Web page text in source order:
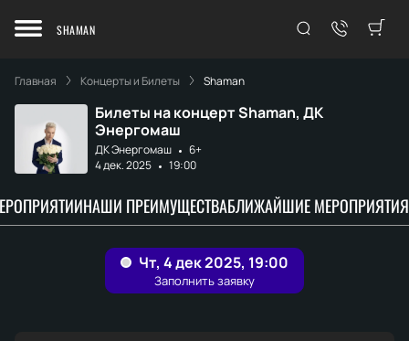
SHAMAN
Главная Концерты и Билеты Shaman
Билеты на концерт Shaman, ДК
Энергомаш
ДК Энергомаш
6+
4 дек. 2025
19:00
НАШИ ПРЕИМУЩЕСТВАБЛИЖАЙШИЕ МЕРОПРИЯТИЯ